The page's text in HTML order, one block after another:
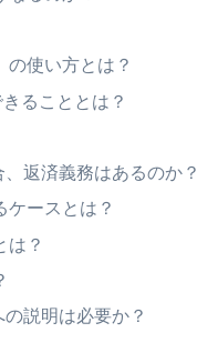
使い方とは？
ることとは？
返済義務はあるのか？
ケースとは？
は？
説明は必要か？